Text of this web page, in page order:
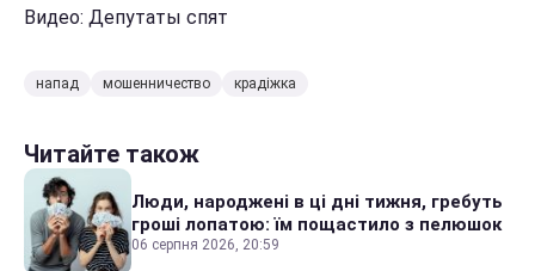
Видео: Депутаты спят
напад мошенничество крадіжка
Читайте також
Люди, народжені в ці дні тижня, гребуть
гроші лопатою: їм пощастило з пелюшок
06 серпня 2026, 20:59